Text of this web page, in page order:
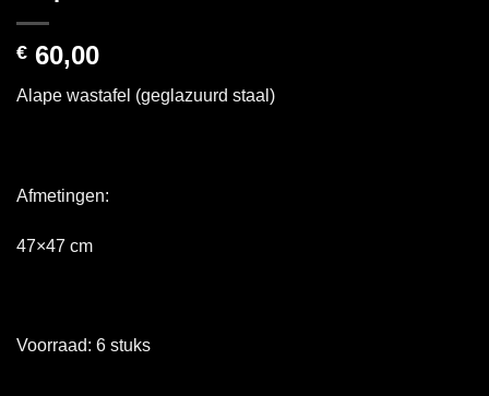
€ 60,00
Alape wastafel (geglazuurd staal)
Afmetingen:
47×47 cm
Voorraad: 6 stuks